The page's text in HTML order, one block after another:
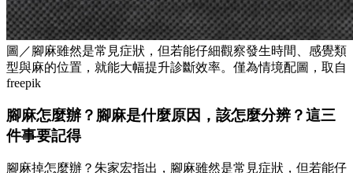
圖／腳麻雖然是常見症狀，但若能仔細觀察發生時間、感覺類
型與麻的位置，就能大幅提升診斷效率。僅為情境配圖，取自
freepik
腳麻怎麼辦？腳麻是什麼原因，該怎麼分辨？這三
件事要記得
腳麻掉怎麼辦？朱家宏指出，腳麻雖然是常見症狀，但若能仔